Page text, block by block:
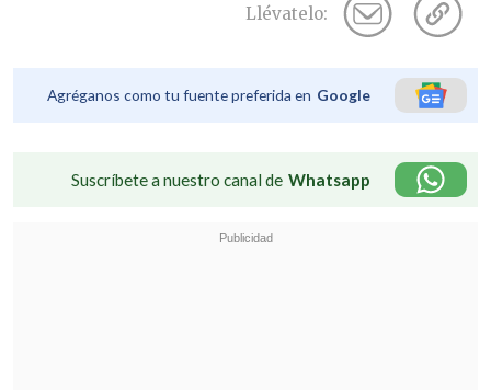
Llévatelo:
Agréganos como tu fuente preferida en Google
Suscríbete a nuestro canal de Whatsapp